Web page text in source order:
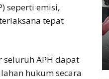
seperti emisi,
tepat
seluruh APH dapat
hukum secara